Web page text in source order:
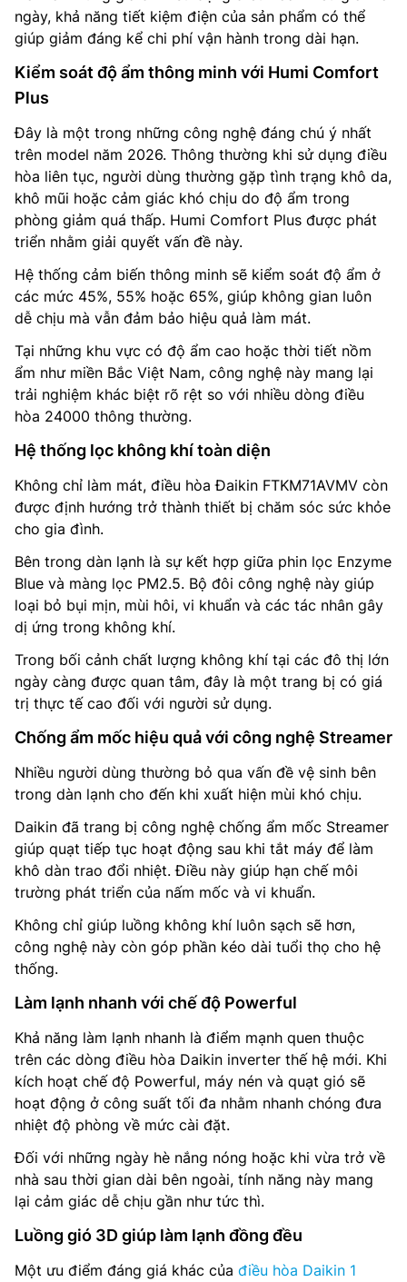
ngày, khả năng tiết kiệm điện của sản phẩm có thể
giúp giảm đáng kể chi phí vận hành trong dài hạn.
Kiểm soát độ ẩm thông minh với Humi Comfort
Plus
Đây là một trong những công nghệ đáng chú ý nhất
trên model năm 2026. Thông thường khi sử dụng điều
hòa liên tục, người dùng thường gặp tình trạng khô da,
khô mũi hoặc cảm giác khó chịu do độ ẩm trong
phòng giảm quá thấp. Humi Comfort Plus được phát
triển nhằm giải quyết vấn đề này.
Hệ thống cảm biến thông minh sẽ kiểm soát độ ẩm ở
các mức 45%, 55% hoặc 65%, giúp không gian luôn
dễ chịu mà vẫn đảm bảo hiệu quả làm mát.
Tại những khu vực có độ ẩm cao hoặc thời tiết nồm
ẩm như miền Bắc Việt Nam, công nghệ này mang lại
trải nghiệm khác biệt rõ rệt so với nhiều dòng điều
hòa 24000 thông thường.
Hệ thống lọc không khí toàn diện
Không chỉ làm mát, điều hòa Đaikin FTKM71AVMV còn
được định hướng trở thành thiết bị chăm sóc sức khỏe
cho gia đình.
Bên trong dàn lạnh là sự kết hợp giữa phin lọc Enzyme
Blue và màng lọc PM2.5. Bộ đôi công nghệ này giúp
loại bỏ bụi mịn, mùi hôi, vi khuẩn và các tác nhân gây
dị ứng trong không khí.
Trong bối cảnh chất lượng không khí tại các đô thị lớn
ngày càng được quan tâm, đây là một trang bị có giá
trị thực tế cao đối với người sử dụng.
Chống ẩm mốc hiệu quả với công nghệ Streamer
Nhiều người dùng thường bỏ qua vấn đề vệ sinh bên
trong dàn lạnh cho đến khi xuất hiện mùi khó chịu.
Daikin đã trang bị công nghệ chống ẩm mốc Streamer
giúp quạt tiếp tục hoạt động sau khi tắt máy để làm
khô dàn trao đổi nhiệt. Điều này giúp hạn chế môi
trường phát triển của nấm mốc và vi khuẩn.
Không chỉ giúp luồng không khí luôn sạch sẽ hơn,
công nghệ này còn góp phần kéo dài tuổi thọ cho hệ
thống.
Làm lạnh nhanh với chế độ Powerful
Khả năng làm lạnh nhanh là điểm mạnh quen thuộc
trên các dòng điều hòa Daikin inverter thế hệ mới. Khi
kích hoạt chế độ Powerful, máy nén và quạt gió sẽ
hoạt động ở công suất tối đa nhằm nhanh chóng đưa
nhiệt độ phòng về mức cài đặt.
Đối với những ngày hè nắng nóng hoặc khi vừa trở về
nhà sau thời gian dài bên ngoài, tính năng này mang
lại cảm giác dễ chịu gần như tức thì.
Luồng gió 3D giúp làm lạnh đồng đều
Một ưu điểm đáng giá khác của điều hòa Daikin 1